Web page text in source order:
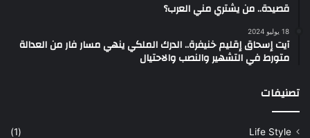
قصيدة.. من يشتري مني العرب؟
18 يوليو 2024
آيت إسحاق إقليم خنيفرة.. الدرك الملكي ينهي مسار فار من العدالة
متورط في التشهير والنصب والاحتيال
تصنيفات
Life Style
(1)